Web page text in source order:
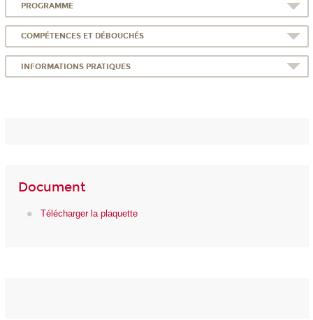
PROGRAMME
COMPÉTENCES ET DÉBOUCHÉS
INFORMATIONS PRATIQUES
Document
Télécharger la plaquette